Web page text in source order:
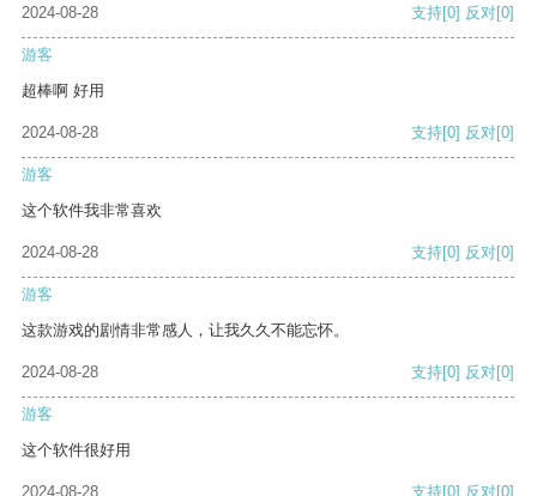
2024-08-28 支持[0] 反对[0]
游客
超棒啊 好用
2024-08-28 支持[0] 反对[0]
游客
这个软件我非常喜欢
2024-08-28 支持[0] 反对[0]
游客
这款游戏的剧情非常感人，让我久久不能忘怀。
2024-08-28 支持[0] 反对[0]
游客
这个软件很好用
2024-08-28 支持[0] 反对[0]